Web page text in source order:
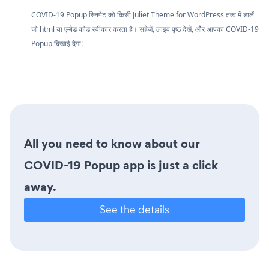
COVID-19 Popup स्निपेट को किसी Juliet Theme for WordPress तत्व में डालें
जो html या एम्बेड कोड स्वीकार करता है। सहेजें, लाइव पृष्ठ देखें, और आपका COVID-19
Popup दिखाई देगा!
All you need to know about our
COVID-19 Popup app is just a click
away.
See the details